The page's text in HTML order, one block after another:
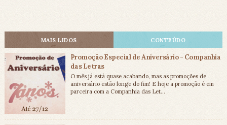
MAIS LIDOS CONTEÚDO
Promoção Especial de Aniversário - Companhia
das Letras
O mês já está quase acabando, mas as promoções de
aniversário estão longe do fim! E hoje a promoção é em
parceira com a Companhia das Let...